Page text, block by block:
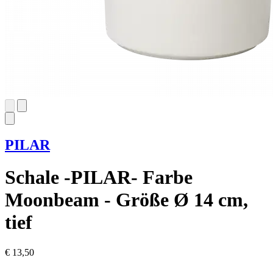
PILAR
Schale -PILAR- Farbe
Moonbeam - Größe Ø 14 cm,
tief
€ 13,50